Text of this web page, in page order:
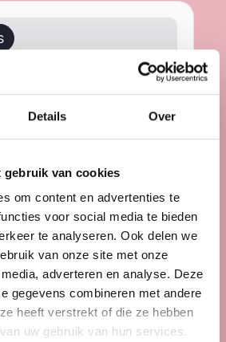
Details Over
gebruik van cookies
om content en advertenties te
voor social media te bieden
te analyseren. Ook delen we
van onze site met onze
adverteren en analyse. Deze
gegevens combineren met andere
heeft verstrekt of die ze hebben
uw gebruik van hun services.
Chiarini
– Gianni